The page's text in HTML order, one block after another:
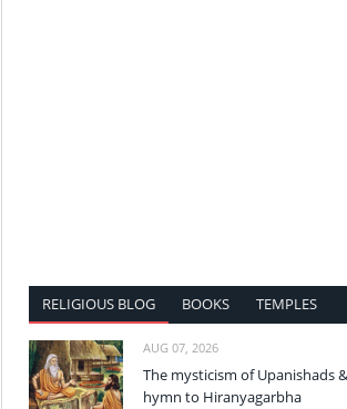
RELIGIOUS BLOG BOOKS TEMPLES
AUG 07, 2026
The mysticism of Upanishads
hymn to Hiranyagarbha